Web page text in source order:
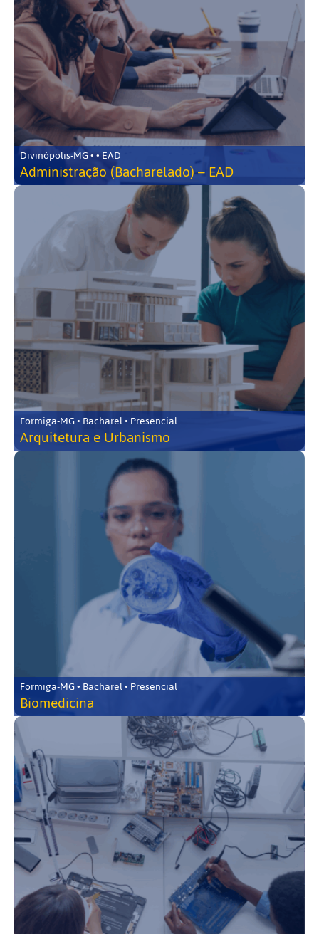
Divinópolis-MG • • EAD
Administração (Bacharelado) – EAD
Formiga-MG • Bacharel • Presencial
Arquitetura e Urbanismo
Formiga-MG • Bacharel • Presencial
Biomedicina